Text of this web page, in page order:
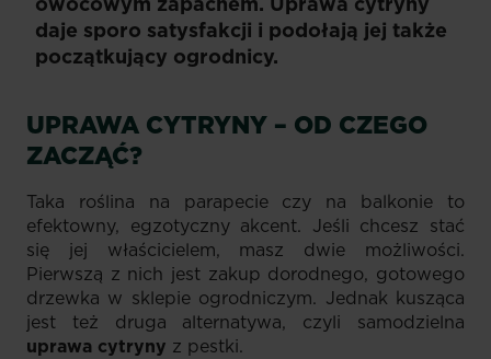
daje sporo satysfakcji i podołają jej także
początkujący ogrodnicy.
UPRAWA CYTRYNY – OD CZEGO
ZACZĄĆ?
Taka roślina na parapecie czy na balkonie to
efektowny, egzotyczny akcent. Jeśli chcesz stać
się jej właścicielem, masz dwie możliwości.
Pierwszą z nich jest zakup dorodnego, gotowego
drzewka w sklepie ogrodniczym. Jednak kusząca
jest też druga alternatywa, czyli samodzielna
uprawa cytryny z pestki.